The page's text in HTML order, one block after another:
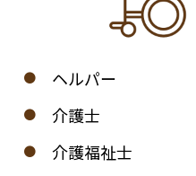
ヘルパー
介護士
介護福祉士